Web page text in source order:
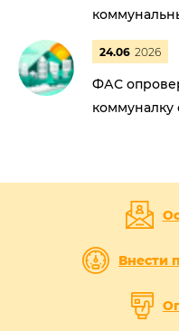
24.06 2026
ФАС
коммуналку
Внести